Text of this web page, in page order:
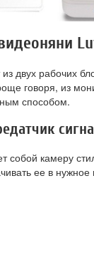
двух рабочих
говоря, из
способом.
собой камеру
ее в